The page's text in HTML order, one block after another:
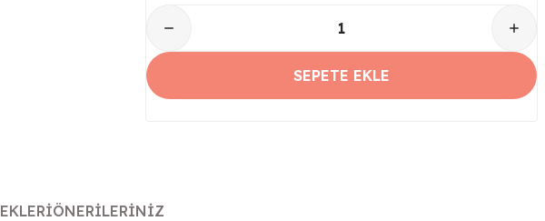
SEPETE EKLE
ÖNERILERINIZ